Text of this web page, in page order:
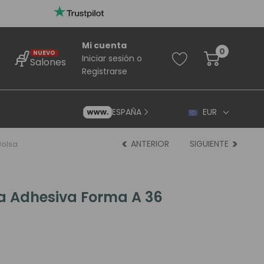
NUEVO
Salones
Mi cuenta
Iniciar sesión o
Registrarse
0
Principiantes
ESPAÑA EUR
ANTERIOR SIGUIENTE
Adhesiva Forma A 36